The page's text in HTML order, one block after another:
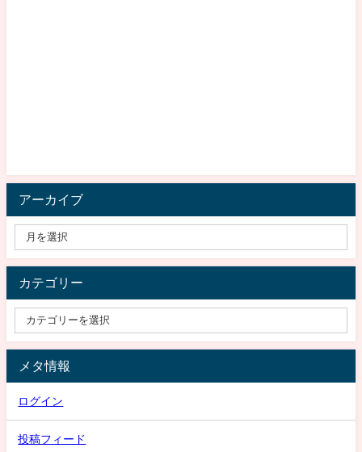
アーカイブ
カテゴリー
メタ情報
ログイン
投稿フィード